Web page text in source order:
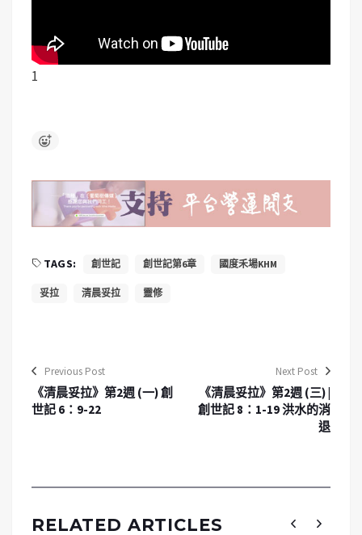
1
TAGS: 創世記 創世記第6章 國度禾場KHM
妥拉 清晨妥拉 靈修
Previous Post
《清晨妥拉》第2週 (一) 創
世記 6：9-22
Next Post
《清晨妥拉》第2週 (三) |
創世記 8：1-19 洪水的消
退
RELATED ARTICLES